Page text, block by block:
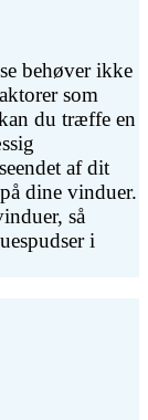
behøver ikke
som
du træffe en
af dit
dine vinduer.
så
i